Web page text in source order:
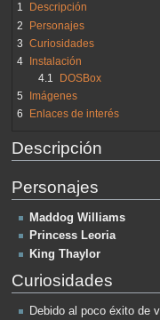
1
Descripción
2
Personajes
3 Curiosidades
4
Instalación
4.1
DOSBox
5
Imágenes
6
Enlaces de interés
Descripción
Personajes
Maddog Williams
Princess Leoria
King Thaylor
Curiosidades
Debido al poco éxito de